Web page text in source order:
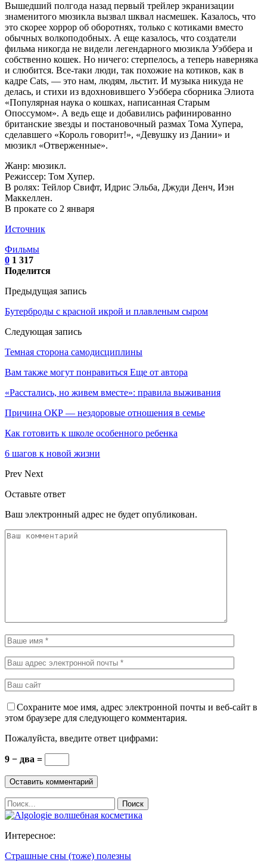
Вышедший полгода назад первый трейлер экранизации
знаменитого мюзикла вызвал шквал насмешек. Казалось, что
это скорее хоррор об оборотнях, только с котиками вместо
обычных волкоподобных. А еще казалось, что создатели
фильма никогда не видели легендарного мюзикла Уэббера и
собственно кошек. Но ничего: стерпелось, а теперь наверняка
и слюбится. Все-таки люди, так похожие на котиков, как в
кадре Cats, — это нам, людям, льстит. И музыка никуда не
делась, и стихи из вдохновившего Уэббера сборника Элиота
«Популярная наука о кошках, написанная Старым
Опоссумом». А ведь еще и добавились рафинированно
британские звезды и постановочный размах Тома Хупера,
сделавшего «Король говорит!», «Девушку из Дании» и
мюзикл «Отверженные».
Жанр: мюзикл.
Режиссер: Том Хупер.
В ролях: Тейлор Свифт, Идрис Эльба, Джуди Денч, Иэн
Маккеллен.
В прокате со 2 января
Источник
Фильмы
0 1 317
Поделится
Предыдущая запись
Бутерброды с красной икрой и плавленым сыром
Следующая запись
Темная сторона самодисциплины
Вам также могут понравиться Еще от автора
«Расстались, но живем вместе»: правила выживания
Причина ОКР — нездоровые отношения в семье
Как готовить к школе особенного ребенка
6 шагов к новой жизни
Prev Next
Оставьте ответ
Ваш электронный адрес не будет опубликован.
Сохраните мое имя, адрес электронной почты и веб-сайт в
этом браузере для следующего комментария.
Пожалуйста, введите ответ цифрами:
9 − два =
Интересное:
Страшные сны (тоже) полезны